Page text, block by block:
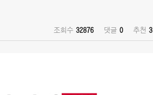
조회수 32876 댓글 0 추천 3